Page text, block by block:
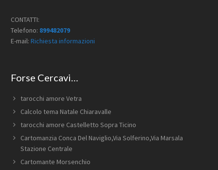
CONTATTI:
Telefono: 899482079
E-mail:Richiesta informazioni
Forse Cercavi…
tarocchi amore Vetra
Calcolo tema Natale Chiaravalle
tarocchi amore Castelletto Sopra Ticino
Cartomanzia Conca Del Naviglio​,Via Solferino,Via Marsala​
Stazione Centrale
Cartomante Morsenchio